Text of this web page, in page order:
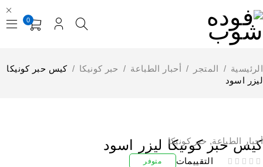
0
المتجر أحبار الطباعة حبر كونيكا
كيس حبر كونيكا
اسود
الطباعة, حبر كونيكا
حبر كونيكا ليزر اسود
التقييمات متوفر